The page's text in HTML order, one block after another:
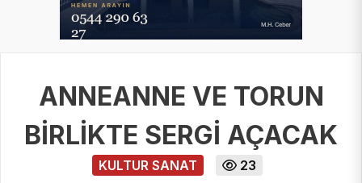
ANNEANNE VE TORUN
BİRLİKTE SERGİ AÇACAK
KULTUR SANAT
23